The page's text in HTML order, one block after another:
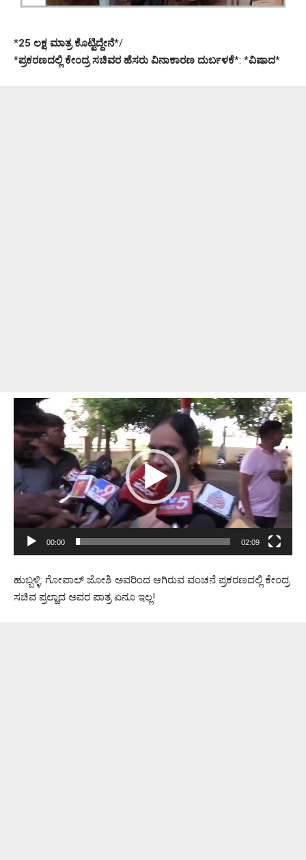
*25 ಲಕ್ಷ ಮಾತ್ರ ಕೊಟ್ಟಿದ್ದೇನೆ*/
*ಪ್ರಕರಣದಲ್ಲಿ ಕೇಂದ್ರ ಸಚಿವರ ಹೆಸರು ವಿನಾಕಾರಣ ದುರ್ಬಳಕೆ*: *ವಿಷಾದ*
Video
Player
00:00 02:09
ಹುಬ್ಬಳ್ಳಿ: ಗೋಪಾಲ್ ಜೋಶಿ ಅವರಿಂದ ಆಗಿರುವ ವಂಚನೆ ಪ್ರಕರಣದಲ್ಲಿ ಕೇಂದ್ರ
ಸಚಿವ ಪ್ರಲ್ಹಾದ ಅವರ ಪಾತ್ರ ಏನೂ ಇಲ್ಲ!